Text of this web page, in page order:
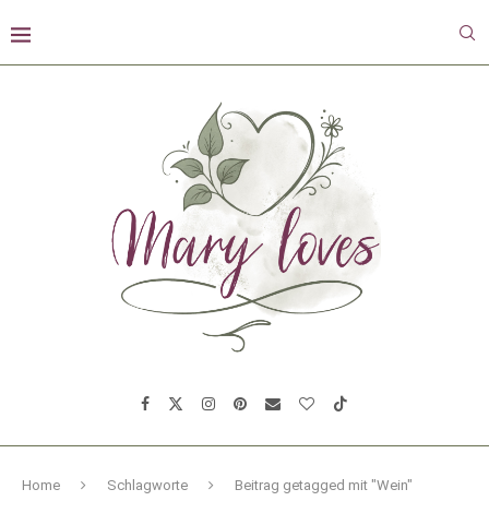
Home Schlagworte Beitrag getagged mit "Wein"